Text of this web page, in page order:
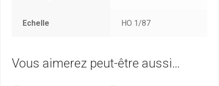
Echelle HO 1/87
Vous aimerez peut-être aussi…